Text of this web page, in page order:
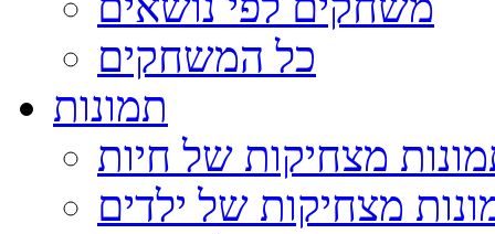
כל המשחקים
תמונות
מצחיקות של חיות
מצחיקות של ילדים